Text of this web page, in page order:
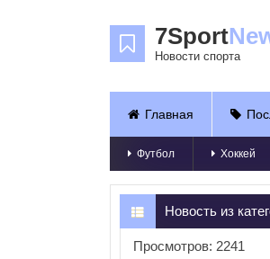
7Sport
Новости спорта
Главная
Футбол Хоккей
Новость из
Просмотров: 2241